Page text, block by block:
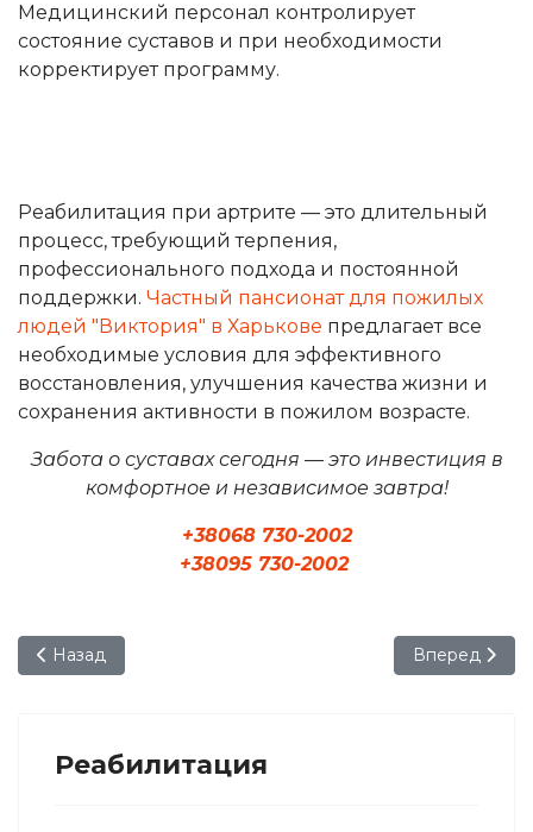
Медицинский персонал контролирует
состояние суставов и при необходимости
корректирует программу.
Реабилитация при артрите — это длительный
процесс, требующий терпения,
профессионального подхода и постоянной
поддержки. Частный пансионат для пожилых
людей "Виктория" в Харькове предлагает все
необходимые условия для эффективного
восстановления, улучшения качества жизни и
сохранения активности в пожилом возрасте.
Забота о суставах сегодня — это инвестиция в
комфортное и независимое завтра!
+38068 730-2002
+38095 730-2002
Предыдущий: Реабилитация при артрозе в пансионате в
Назад Следующий:
Вперед
Реабилитация